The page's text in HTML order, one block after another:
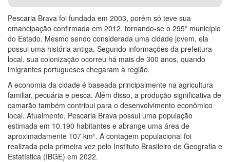
Pescaria Brava foi fundada em 2003, porém só teve sua
emancipação confirmada em 2012, tornando-se o 295º município
do Estado. Mesmo sendo considerada uma cidade jovem, ela
possui uma história antiga. Segundo informações da prefeitura
local, sua colonização ocorreu há mais de 300 anos, quando
imigrantes portugueses chegaram à região.
A economia da cidade é baseada principalmente na agricultura
familiar, pecuária e pesca. Além disso, a produção significativa de
camarão também contribui para o desenvolvimento econômico
local. Atualmente, Pescaria Brava possui uma população
estimada em 10.190 habitantes e abrange uma área de
aproximadamente 107 km². A contagem populacional foi
realizada pela primeira vez pelo Instituto Brasileiro de Geografia e
Estatística (IBGE) em 2022.